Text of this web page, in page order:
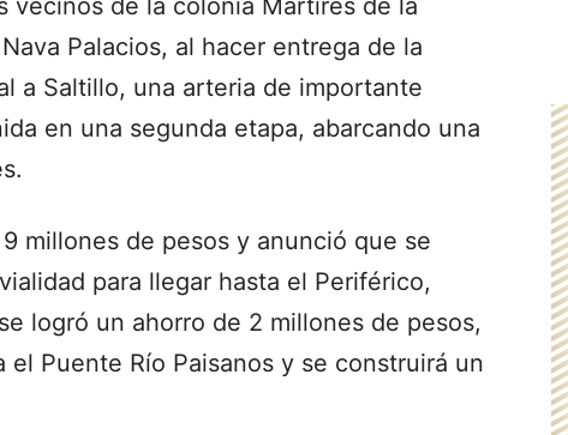
Palacios, al hacer entrega de la
a Saltillo, una arteria de importante
en una segunda etapa, abarcando una
millones de pesos y anunció que se
para llegar hasta el Periférico,
logró un ahorro de 2 millones de pesos,
Puente Río Paisanos y se construirá un